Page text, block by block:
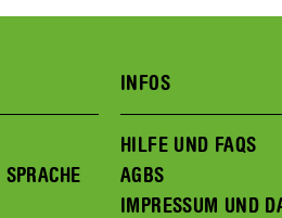
INFOS
HILFE UND FAQS
AGBS
IMPRESSUM UND